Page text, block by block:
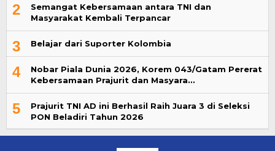
2
Semangat Kebersamaan antara TNI dan
Masyarakat Kembali Terpancar
3 Belajar dari Suporter Kolombia
4
Nobar Piala Dunia 2026, Korem 043/Gatam Pererat
Kebersamaan Prajurit dan Masyara…
5
Prajurit TNI AD ini Berhasil Raih Juara 3 di Seleksi
PON Beladiri Tahun 2026